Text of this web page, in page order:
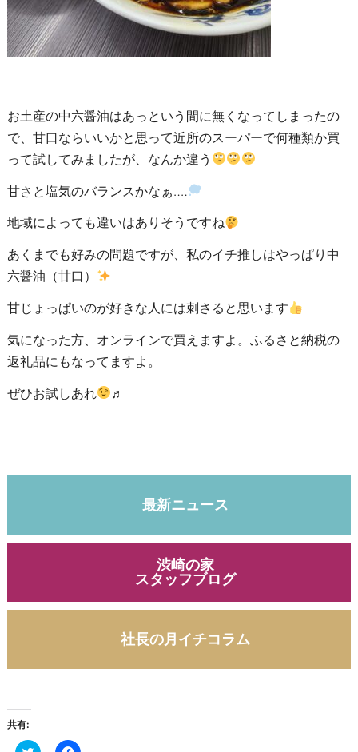
お土産の中六醤油はあっという間に無くなってしまったの
で、 甘口ならいいかと思って近所のスーパーで何種類か買
って試してみましたが、なんか違う
甘さと塩気のバランスかなぁ‥‥
地域によっても違いはありそうですね
あくまでも好みの問題ですが、私のイチ推しはやっぱり中
六醤油（甘口）
甘じょっぱいのが好きな人には刺さると思います
気になった方、オンラインで買えますよ。ふるさと納税の
返礼品にもなってますよ。
ぜひお試しあれ
♬
最新ニュース
渋崎の家
スタッフブログ
社長の月イチコラム
共有: